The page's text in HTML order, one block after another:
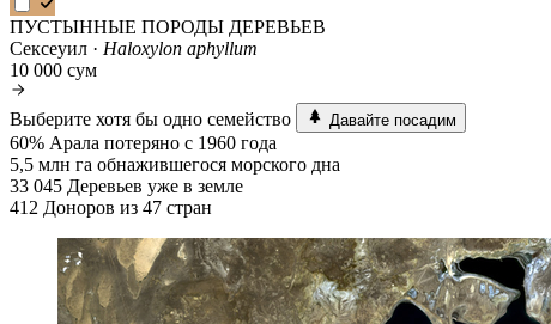
ПУСТЫННЫЕ ПОРОДЫ ДЕРЕВЬЕВ
Сексеуил · Haloxylon aphyllum
10 000 сум
Выберите хотя бы одно семейство Давайте посадим
60% Арала потеряно с 1960 года
5,5 млн га обнажившегося морского дна
33 045 Деревьев уже в земле
412 Доноров из 47 стран